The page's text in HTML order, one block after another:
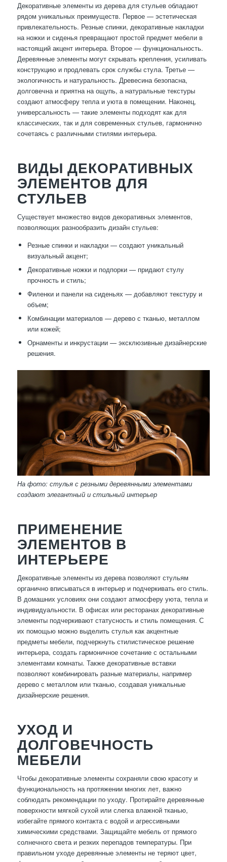
Декоративные элементы из дерева для стульев обладают
рядом уникальных преимуществ. Первое — эстетическая
привлекательность. Резные спинки, декоративные накладки
на ножки и сиденья превращают простой предмет мебели в
настоящий акцент интерьера. Второе — функциональность.
Деревянные элементы могут скрывать крепления, усиливать
конструкцию и продлевать срок службы стула. Третье —
экологичность и натуральность. Древесина безопасна,
долговечна и приятна на ощупь, а натуральные текстуры
создают атмосферу тепла и уюта в помещении. Наконец,
универсальность — такие элементы подходят как для
классических, так и для современных стульев, гармонично
сочетаясь с различными стилями интерьера.
ВИДЫ ДЕКОРАТИВНЫХ
ЭЛЕМЕНТОВ ДЛЯ
СТУЛЬЕВ
Существует множество видов декоративных элементов,
позволяющих разнообразить дизайн стульев:
Резные спинки и накладки — создают уникальный
визуальный акцент;
Декоративные ножки и подпорки — придают стулу
прочность и стиль;
Филенки и панели на сиденьях — добавляют текстуру и
объем;
Комбинации материалов — дерево с тканью, металлом
или кожей;
Орнаменты и инкрустации — эксклюзивные дизайнерские
решения.
На фото: стулья с резными деревянными элементами
создают элегантный и стильный интерьер
ПРИМЕНЕНИЕ
ЭЛЕМЕНТОВ В
ИНТЕРЬЕРЕ
Декоративные элементы из дерева позволяют стульям
органично вписываться в интерьер и подчеркивать его стиль.
В домашних условиях они создают атмосферу уюта, тепла и
индивидуальности. В офисах или ресторанах декоративные
элементы подчеркивают статусность и стиль помещения. С
их помощью можно выделить стулья как акцентные
предметы мебели, подчеркнуть стилистическое решение
интерьера, создать гармоничное сочетание с остальными
элементами комнаты. Также декоративные вставки
позволяют комбинировать разные материалы, например
дерево с металлом или тканью, создавая уникальные
дизайнерские решения.
УХОД И
ДОЛГОВЕЧНОСТЬ
МЕБЕЛИ
Чтобы декоративные элементы сохраняли свою красоту и
функциональность на протяжении многих лет, важно
соблюдать рекомендации по уходу. Протирайте деревянные
поверхности мягкой сухой или слегка влажной тканью,
избегайте прямого контакта с водой и агрессивными
химическими средствами. Защищайте мебель от прямого
солнечного света и резких перепадов температуры. При
правильном уходе деревянные элементы не теряют цвет,